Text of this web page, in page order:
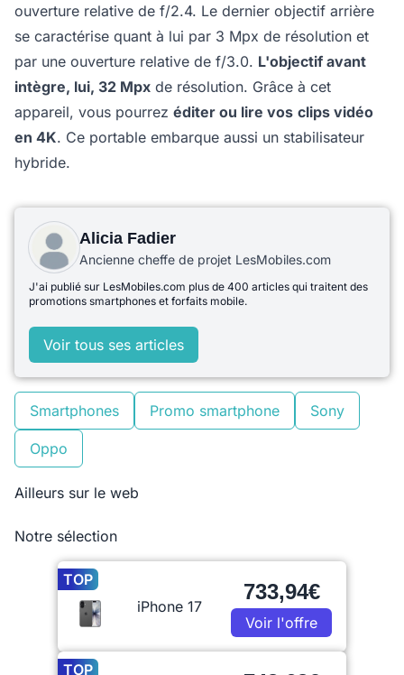
ouverture relative de f/2.4. Le dernier objectif arrière
se caractérise quant à lui par 3 Mpx de résolution et
par une ouverture relative de f/3.0. L'objectif avant
intègre, lui, 32 Mpx de résolution. Grâce à cet
appareil, vous pourrez éditer ou lire vos clips vidéo
en 4K. Ce portable embarque aussi un stabilisateur
hybride.
Alicia Fadier
Ancienne cheffe de projet LesMobiles.com
J'ai publié sur LesMobiles.com plus de 400 articles qui traitent des
promotions smartphones et forfaits mobile.
Voir tous ses articles
Smartphones Promo smartphone Sony
Oppo
Ailleurs sur le web
Notre sélection
TOP
iPhone 17
733,94€
Voir l'offre
TOP